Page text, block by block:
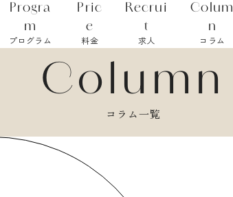
Progra
m
プログラム
Pric
e
料金
Recrui
t
求人
Colum
n
コラム
Column
コラム一覧